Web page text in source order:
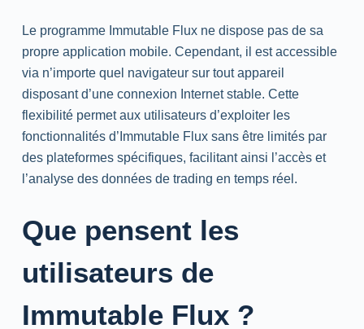
Le programme Immutable Flux ne dispose pas de sa
propre application mobile. Cependant, il est accessible
via n’importe quel navigateur sur tout appareil
disposant d’une connexion Internet stable. Cette
flexibilité permet aux utilisateurs d’exploiter les
fonctionnalités d’Immutable Flux sans être limités par
des plateformes spécifiques, facilitant ainsi l’accès et
l’analyse des données de trading en temps réel.
Que pensent les
utilisateurs de
Immutable Flux ?